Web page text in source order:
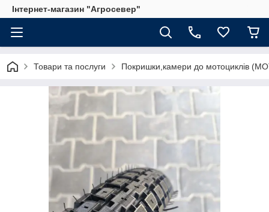
Інтернет-магазин "Агросевер"
Товари та послуги Покришки,камери до мотоциклів